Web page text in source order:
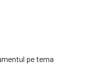
pe tema